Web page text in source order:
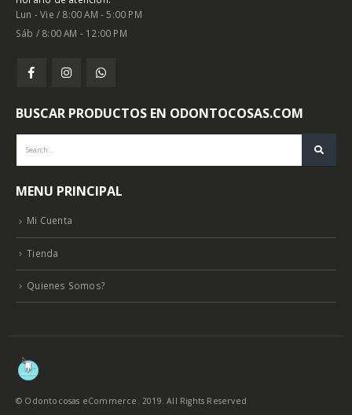
Lun - Vie / 8:00 AM - 5:00 PM
Sáb / 8:00 AM - 12:00 PM
BUSCAR PRODUCTOS EN ODONTOCOSAS.COM
MENU PRINCIPAL
Mi Cuenta
Tienda
Quienes Somos?
© Odontocosas eCommerce. 2019. All Rights Reserved